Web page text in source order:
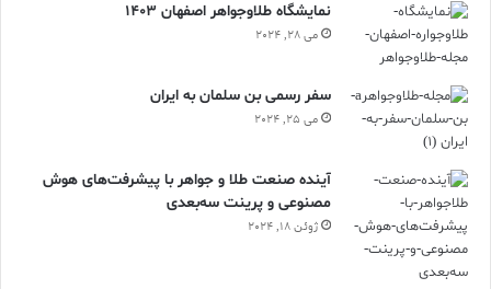
Anglo-Saxon Gold Raven
Anglo-Saxon Metalwork
Cultural Treasure Value
Wiltshire Discovery
Wiltshire Hoard
ارزش فرهنگی طلا
نمایشگاه طلاوجواهر اصفهان 1403
می 28, 2024
سفر رسمی بن سلمان به ایران
می 25, 2024
آینده صنعت طلا و جواهر با پیشرفت‌های هوش
مصنوعی و پرینت سه‌بعدی
ژوئن 18, 2024